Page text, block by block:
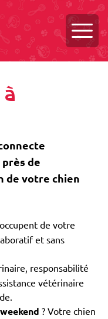
de
de votre chien
de votre
et sans
responsabilité
vétérinaire
weekend ? Votre chien